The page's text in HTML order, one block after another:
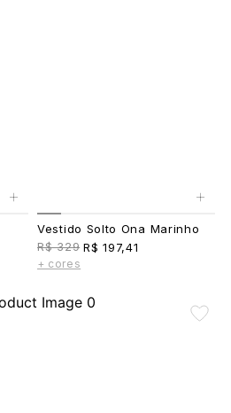
+ +
Vestido Solto Ona Marinho
R$ 329 R$ 197,41
+ cores